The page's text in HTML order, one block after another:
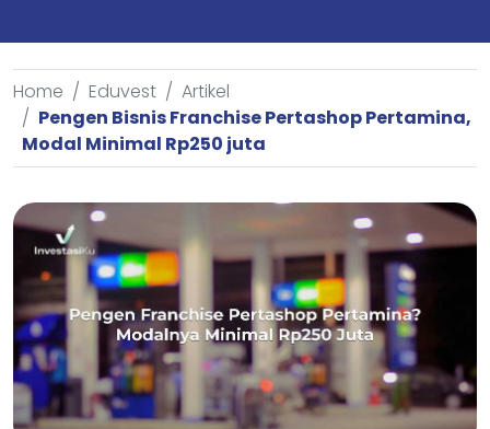
Home Eduvest
Artikel
Pengen Bisnis Franchise Pertashop Pertamina,
Modal Minimal Rp250 juta